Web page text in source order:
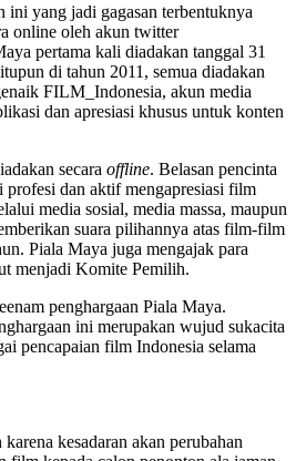
ini yang jadi gagasan terbentuknya
online oleh akun twitter
pertama kali diadakan tanggal 31
di tahun 2011, semua diadakan
FILM_Indonesia, akun media
dan apresiasi khusus untuk konten
secara offline. Belasan pencinta
dan aktif mengapresiasi film
media sosial, media massa, maupun
suara pilihannya atas film-film
Piala Maya juga mengajak para
menjadi Komite Pemilih.
penghargaan Piala Maya.
ini merupakan wujud sukacita
pencapaian film Indonesia selama
kesadaran akan perubahan